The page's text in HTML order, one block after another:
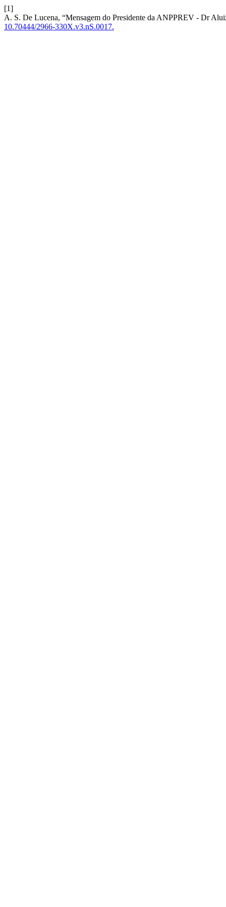
[1]
A. S. De Lucena, “Mensagem do Presidente da ANPPREV - Dr
10.70444/2966-330X.v3.nS.0017.